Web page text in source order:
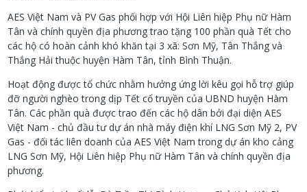
AES Việt Nam và PV Gas phối hợp với Hội Liên hiệp Phụ nữ Hàm
Tân và chính quyền địa phương trao tặng 100 phần quà Tết cho
các hộ có hoàn cảnh khó khăn tại 3 xã: Sơn Mỹ, Tân Thắng và
Thắng Hải thuộc huyện Hàm Tân, tỉnh Bình Thuận.
Hoạt động được tổ chức nhằm hưởng ứng lời kêu gọi hỗ trợ giúp
đỡ người nghèo trong dịp Tết cổ truyền của UBND huyện Hàm
Tân. Các phần quà được trao đến các hộ dân bởi đại diện AES
Việt Nam - chủ đầu tư dự án nhà máy điện khí LNG Sơn Mỹ 2, PV
Gas - đối tác liên doanh của AES Việt Nam trong dự án kho cảng
LNG Sơn Mỹ, Hội Liên hiệp Phụ nữ Hàm Tân và chính quyền địa
phương.